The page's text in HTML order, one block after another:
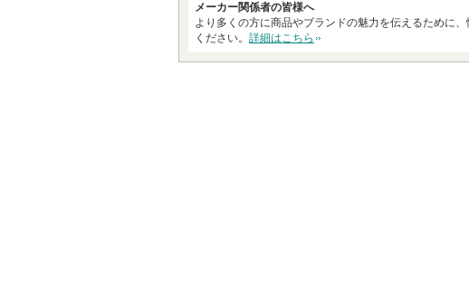
メーカー関係者の皆様へ
より多くの方に商品やブランドの魅力を伝えるために
ください。 詳細はこちら